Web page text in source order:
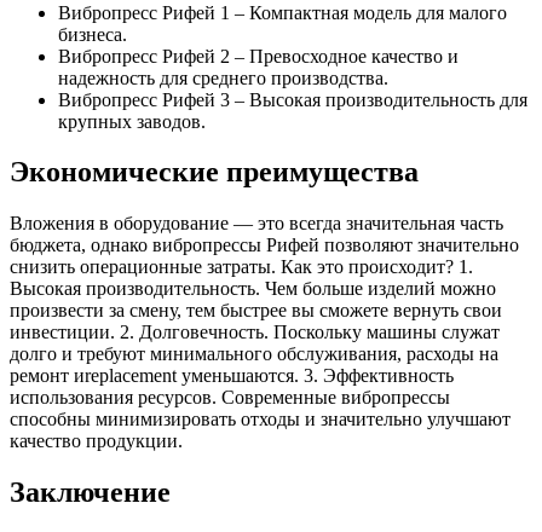
Вибропресс Рифей 1 – Компактная модель для малого
бизнеса.
Вибропресс Рифей 2 – Превосходное качество и
надежность для среднего производства.
Вибропресс Рифей 3 – Высокая производительность для
крупных заводов.
Экономические преимущества
Вложения в оборудование — это всегда значительная часть
бюджета, однако вибропрессы Рифей позволяют значительно
снизить операционные затраты. Как это происходит? 1.
Высокая производительность. Чем больше изделий можно
произвести за смену, тем быстрее вы сможете вернуть свои
инвестиции. 2. Долговечность. Поскольку машины служат
долго и требуют минимального обслуживания, расходы на
ремонт иreplacement уменьшаются. 3. Эффективность
использования ресурсов. Современные вибропрессы
способны минимизировать отходы и значительно улучшают
качество продукции.
Заключение